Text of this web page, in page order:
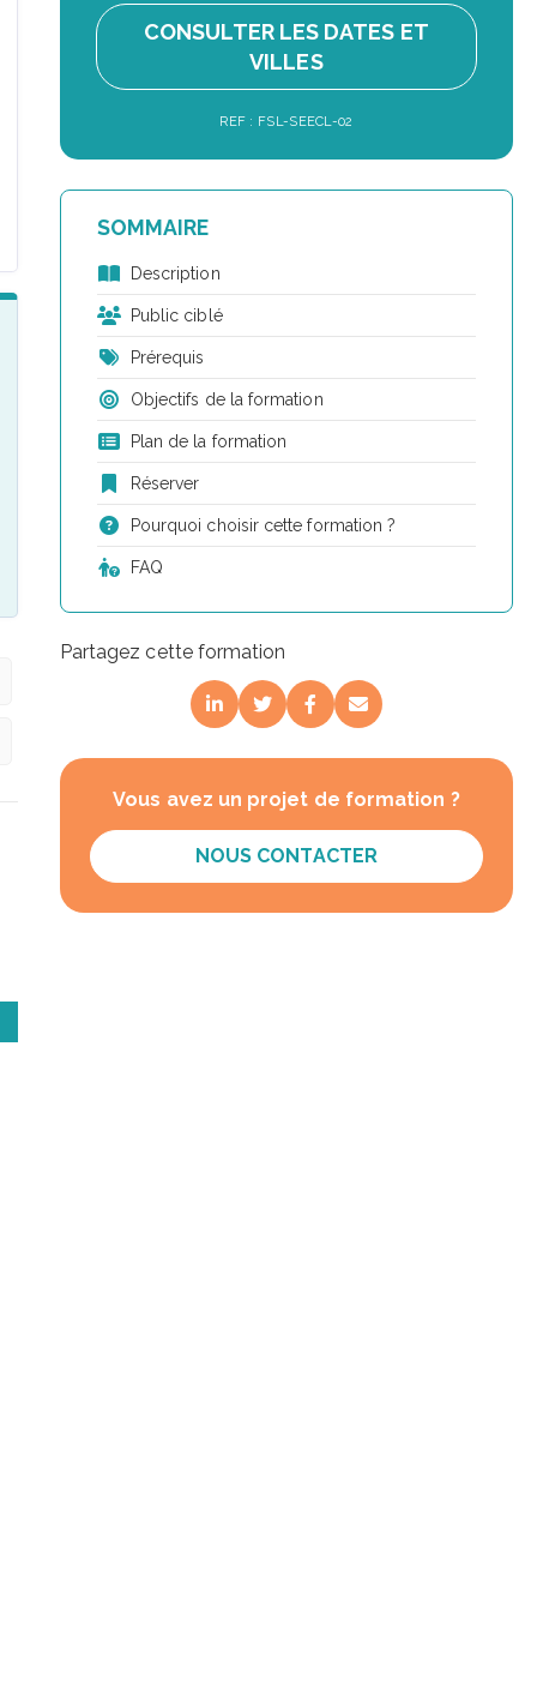
CONSULTER LES DATES ET
VILLES
REF : FSL-SEECL-02
SOMMAIRE
Description
Public ciblé
Prérequis
Objectifs de la formation
Plan de la formation
Réserver
Pourquoi choisir cette formation ?
FAQ
Partagez cette formation
Vous avez un projet de formation ?
NOUS CONTACTER